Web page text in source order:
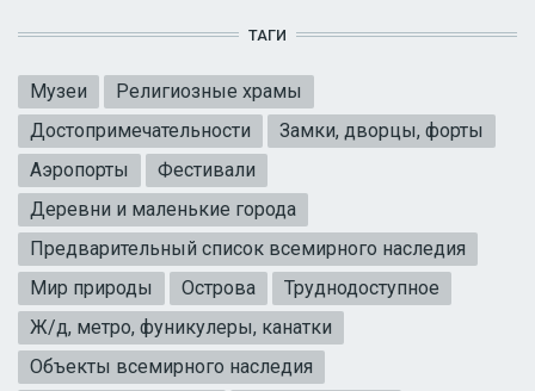
ТАГИ
Музеи
Религиозные храмы
Достопримечательности
Замки, дворцы, форты
Аэропорты
Фестивали
Деревни и маленькие города
Предварительный список всемирного наследия
Мир природы
Острова
Труднодоступное
Ж/д, метро, фуникулеры, канатки
Объекты всемирного наследия